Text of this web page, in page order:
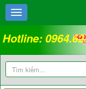
Hotline:
18008262